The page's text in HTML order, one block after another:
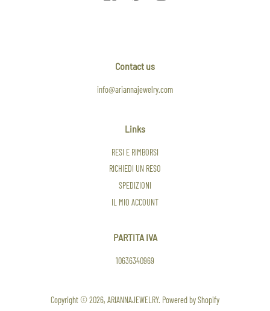
Contact us
info@ariannajewelry.com
Links
RESI E RIMBORSI
RICHIEDI UN RESO
SPEDIZIONI
IL MIO ACCOUNT
PARTITA IVA
10636340969
Copyright © 2026, ARIANNAJEWELRY. Powered by Shopify